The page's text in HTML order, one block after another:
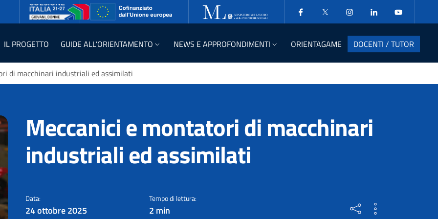
IL PROGETTO GUIDE ALL’ORIENTAMENTO NEWS E APPROFONDIMENTI ORIENTAGAME DOCENTI / TUTOR
di macchinari industriali ed assimilati
Meccanici e montatori di macchinari
industriali ed assimilati
Data:
24 ottobre 2025
Tempo di lettura:
2 min